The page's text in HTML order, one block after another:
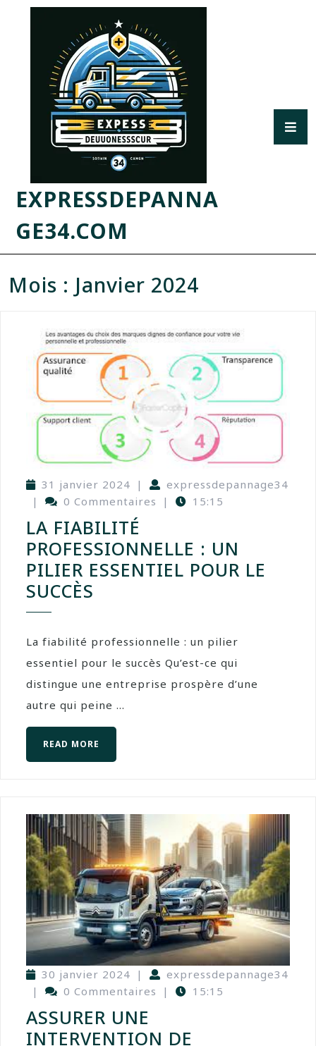
EXPRESSDEPANNA
GE34.COM
Mois : Janvier 2024
31 janvier 2024 |
expressdepannage34
|
0 Commentaires | 15:15
LA FIABILITÉ
PROFESSIONNELLE : UN
PILIER ESSENTIEL POUR LE
SUCCÈS
La fiabilité professionnelle : un pilier
essentiel pour le succès Qu’est-ce qui
distingue une entreprise prospère d’une
autre qui peine ...
READ MORE
30 janvier 2024 |
expressdepannage34
|
0 Commentaires | 15:15
ASSURER UNE
INTERVENTION DE